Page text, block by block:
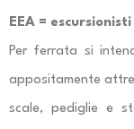
EEA =
Per ferrata si
appositamente
scale, pediglie e